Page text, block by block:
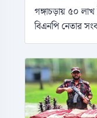
গঙ্গাচড়ায় ৫০
বিএনপি নেতার